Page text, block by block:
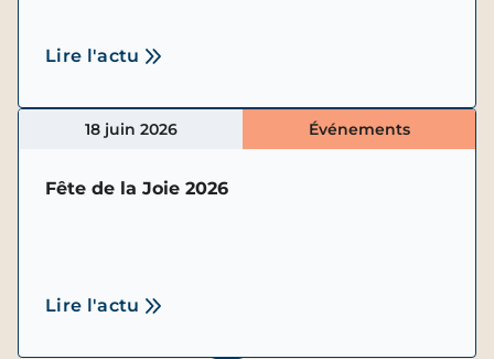
Lire l'actu
18 juin 2026 Événements
Fête de la Joie 2026
Lire l'actu